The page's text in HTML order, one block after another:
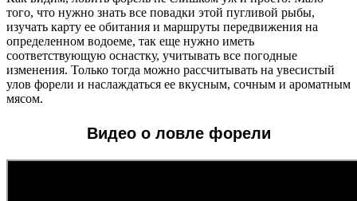
того, что нужно знать все повадки этой пугливой рыбы,
изучать карту ее обитания и маршруты передвижения на
определенном водоеме, так еще нужно иметь
соответствующую оснастку, учитывать все погодные
изменения. Только тогда можно рассчитывать на увесистый
улов форели и наслаждаться ее вкусным, сочным и ароматным
мясом.
Видео о ловле форели